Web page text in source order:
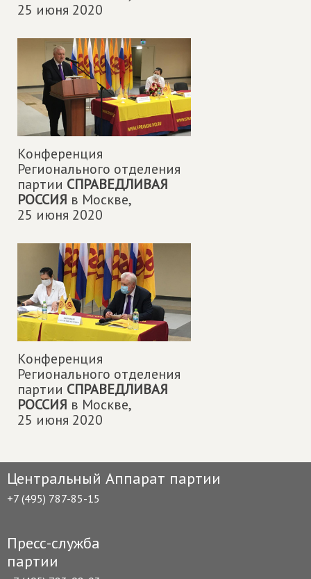
25 июня 2020
Конференция
Регионального отделения
партии СПРАВЕДЛИВАЯ
РОССИЯ в Москве,
25 июня 2020
Конференция
Регионального отделения
партии СПРАВЕДЛИВАЯ
РОССИЯ в Москве,
25 июня 2020
Центральный Аппарат партии
+7 (495) 787-85-15
Пресс-служба
партии